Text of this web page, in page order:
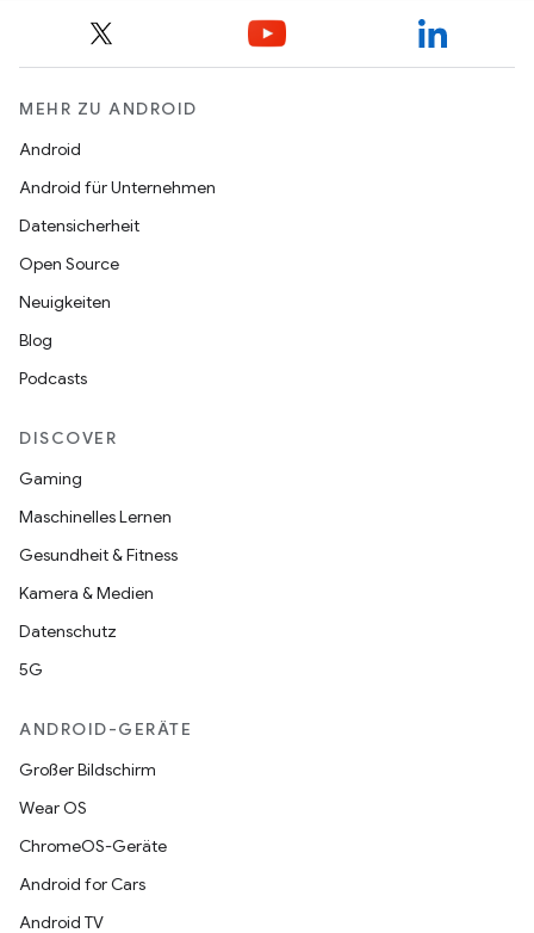
MEHR ZU ANDROID
Android
Android für Unternehmen
Datensicherheit
Open Source
Neuigkeiten
Blog
Podcasts
DISCOVER
Gaming
Maschinelles Lernen
Gesundheit & Fitness
Kamera & Medien
Datenschutz
5G
ANDROID-GERÄTE
Großer Bildschirm
Wear OS
ChromeOS-Geräte
Android for Cars
Android TV